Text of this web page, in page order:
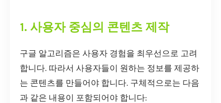
1. 사용자 중심의 콘텐츠 제작
구글 알고리즘은 사용자 경험을 최우선으로 고려
합니다. 따라서 사용자들이 원하는 정보를 제공하
는 콘텐츠를 만들어야 합니다. 구체적으로는 다음
과 같은 내용이 포함되어야 합니다: